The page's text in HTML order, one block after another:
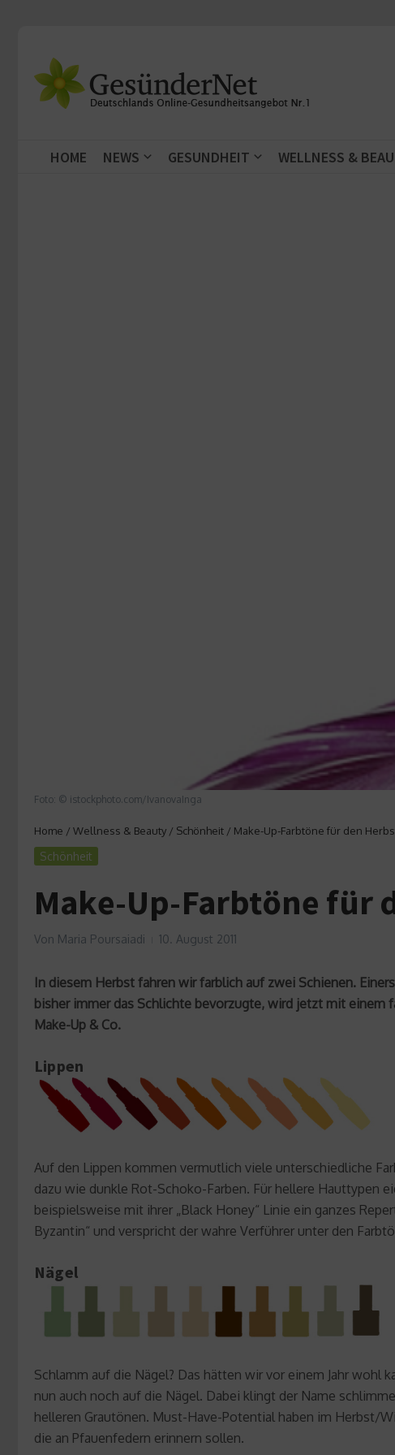
HOME NEWS GESUNDHEIT WELLNESS &
Foto: © istockphoto.com/IvanovaInga
Home / Wellness & Beauty / Schönheit / Make-Up-Farbtöne für den
Schönheit
Make-Up-Farbtöne für
Von Maria Poursaiadi 10. August 2011
In diesem Herbst fahren wir farblich auf zwei Schienen.
bisher immer das Schlichte bevorzugte, wird jetzt mit einem
Make-Up & Co.
Lippen
Auf den Lippen kommen vermutlich viele unterschiedliche
dazu wie dunkle Rot-Schoko-Farben. Für hellere Hauttypen
beispielsweise mit ihrer „Black Honey“ Linie ein ganzes
Byzantin“ und verspricht der wahre Verführer unter den
Nägel
Schlamm auf die Nägel? Das hätten wir vor einem Jahr wohl
nun auch noch auf die Nägel. Dabei klingt der Name
helleren Grautönen. Must-Have-Potential haben im Herbst/
die an Pfauenfedern erinnern sollen.